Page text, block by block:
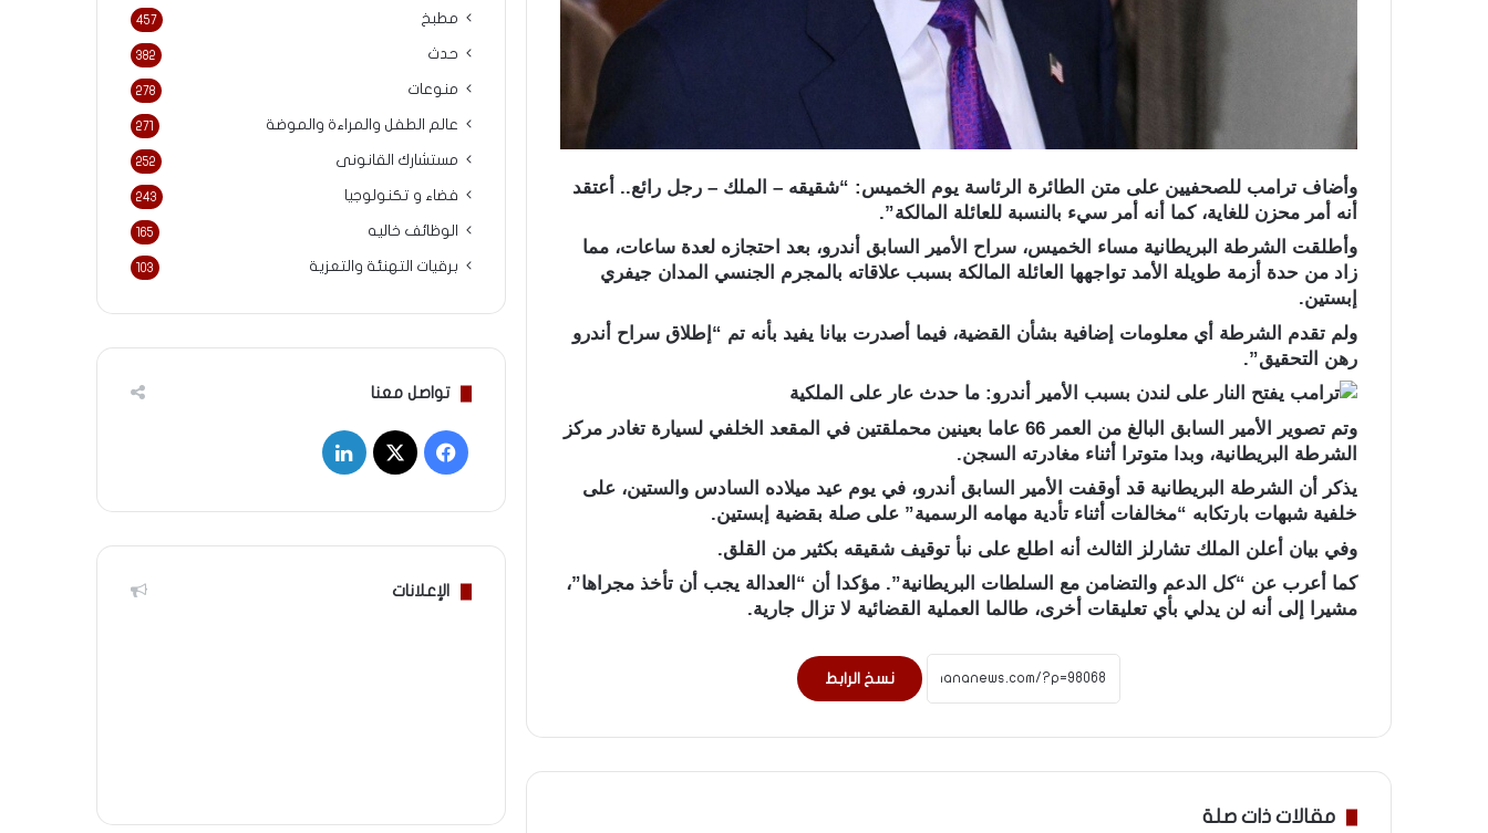
وأضاف ترامب للصحفيين على متن الطائرة الرئاسة يوم الخميس: “شقيقه – الملك – رجل رائع.. أعتقد
أنه أمر محزن للغاية، كما أنه أمر سيء بالنسبة للعائلة المالكة”.
وأطلقت الشرطة البريطانية مساء الخميس، سراح الأمير السابق أندرو، بعد احتجازه لعدة ساعات، مما
زاد من حدة أزمة طويلة الأمد تواجهها العائلة المالكة بسبب علاقاته بالمجرم الجنسي المدان جيفري
إبستين.
ولم تقدم الشرطة أي معلومات إضافية بشأن القضية، فيما أصدرت بيانا يفيد بأنه تم “إطلاق سراح أندرو
رهن التحقيق”.
وتم تصوير الأمير السابق البالغ من العمر 66 عاما بعينين محملقتين في المقعد الخلفي لسيارة تغادر مركز
الشرطة البريطانية، وبدا متوترا أثناء مغادرته السجن.
يذكر أن الشرطة البريطانية قد أوقفت الأمير السابق أندرو، في يوم عيد ميلاده السادس والستين، على
خلفية شبهات بارتكابه “مخالفات أثناء تأدية مهامه الرسمية” على صلة بقضية إبستين.
وفي بيان أعلن الملك تشارلز الثالث أنه اطلع على نبأ توقيف شقيقه بكثير من القلق.
كما أعرب عن “كل الدعم والتضامن مع السلطات البريطانية”. مؤكدا أن “العدالة يجب أن تأخذ مجراها”،
مشيرا إلى أنه لن يدلي بأي تعليقات أخرى، طالما العملية القضائية لا تزال جارية.
نسخ الرابط
مقالات ذات صلة
مطبخ 457
حدث 382
منوعات 278
عالم الطفل والمراءة والموضة 271
مستشارك القانونى 252
فضاء و تكنولوجيا 243
الوظائف خاليه 165
برقيات التهنئة والتعزية 103
تواصل معنا
فيسبوك
‫X لينكدإن
الإعلانات